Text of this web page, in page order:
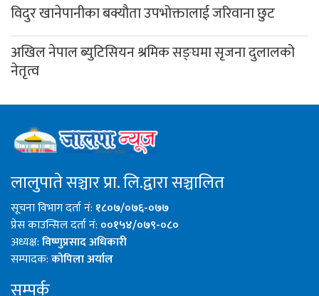
विदुर खानेपानीका बक्यौता उपभोक्तालाई जरिवाना छुट
अखिल नेपाल ब्युटिसियन श्रमिक सङ्घमा सृजना दुलालको
नेतृत्व
लालुपाते सञ्चार प्रा. लि.द्वारा सञ्चालित
सूचना विभाग दर्ता नं: १८०७/०७६-०७७
प्रेस काउन्सिल दर्ता नं: ००१५४/०७९-०८०
अध्यक्ष:विष्णुप्रसाद अधिकारी
सम्पादक:कोपिला अर्याल